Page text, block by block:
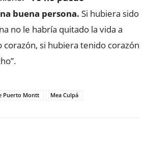
buena persona. Si hubiera sido
no le habría quitado la vida a
corazón, si hubiera tenido corazón
Puerto Montt Mea Culpá